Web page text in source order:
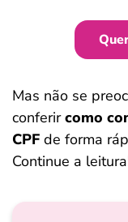
Mas não se
conferircomo
CPF de forma
Continue a